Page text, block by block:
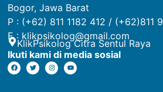
Bogor, Jawa Barat
P : (+62) 811 1182 412 / (+62)811
E : klikpsikolog@gmail.com
KlikPsikolog Citra Sentul Raya
Ikuti kami di media sosial